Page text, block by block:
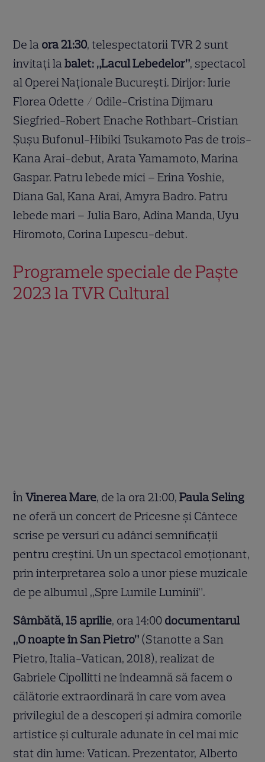
De la ora 21:30, telespectatorii TVR 2 sunt
invitaţi labalet: „Lacul Lebedelor”, spectacol
al Operei Naţionale Bucureşti. Dirijor: Iurie
Florea Odette / Odile-Cristina Dijmaru
Siegfried-Robert Enache Rothbart-Cristian
Șușu Bufonul-Hibiki Tsukamoto Pas de trois-
Kana Arai-debut, Arata Yamamoto, Marina
Gaspar. Patru lebede mici – Erina Yoshie,
Diana Gal, Kana Arai, Amyra Badro. Patru
lebede mari – Julia Baro, Adina Manda, Uyu
Hiromoto, Corina Lupescu-debut.
Programele speciale de Paşte
2023 la TVR Cultural
ÎnVinerea Mare, de la ora 21:00,Paula Seling
ne oferă un concert de Pricesne și Cântece
scrise pe versuri cu adânci semnificații
pentru creștini. Un un spectacol emoționant,
prin interpretarea solo a unor piese muzicale
de pe albumul „Spre Lumile Luminii”.
Sâmbătă, 15 aprilie, ora 14:00 documentarul
„O noapte în San Pietro” (Stanotte a San
Pietro, Italia-Vatican, 2018), realizat de
Gabriele Cipollitti ne îndeamnă să facem o
călătorie extraordinară în care vom avea
privilegiul de a descoperi şi admira comorile
artistice şi culturale adunate în cel mai mic
stat din lume: Vatican. Prezentator, Alberto